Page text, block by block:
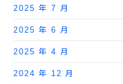
2025 年 7 月
2025 年 6 月
2025 年 4 月
2024 年 12 月